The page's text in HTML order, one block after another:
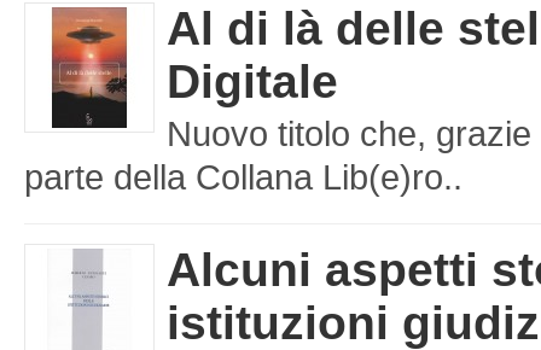
Al di là delle
Digitale
Nuovo titolo che,
parte della Collana Lib(e)ro..
Alcuni aspetti
istituzioni